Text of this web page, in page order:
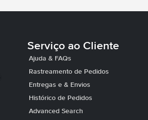
Serviço ao Cliente
Ajuda & FAQs
Rastreamento de Pedidos
Entregas e & Envios
Histórico de Pedidos
Advanced Search